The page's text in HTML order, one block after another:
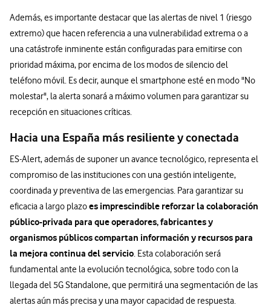
Además, es importante destacar que las alertas de nivel 1 (riesgo
extremo) que hacen referencia a una vulnerabilidad extrema o a
una catástrofe inminente están configuradas para emitirse con
prioridad máxima, por encima de los modos de silencio del
teléfono móvil. Es decir, aunque el smartphone esté en modo "No
molestar", la alerta sonará a máximo volumen para garantizar su
recepción en situaciones críticas.
Hacia una España más resiliente y conectada
ES-Alert, además de suponer un avance tecnológico, representa el
compromiso de las instituciones con una gestión inteligente,
coordinada y preventiva de las emergencias. Para garantizar su
eficacia a largo plazoes imprescindible reforzar la colaboración
público-privada para que operadores, fabricantes y
organismos públicos compartan información y recursos para
la mejora continua del servicio. Esta colaboración será
fundamental ante la evolución tecnológica, sobre todo con la
llegada del 5G Standalone, que permitirá una segmentación de las
alertas aún más precisa y una mayor capacidad de respuesta.